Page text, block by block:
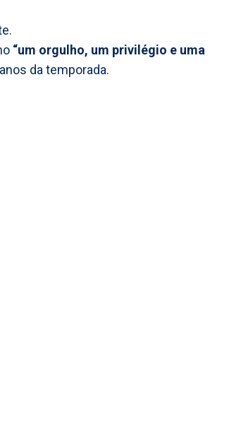
“um orgulho, um privilégio e uma
da temporada.